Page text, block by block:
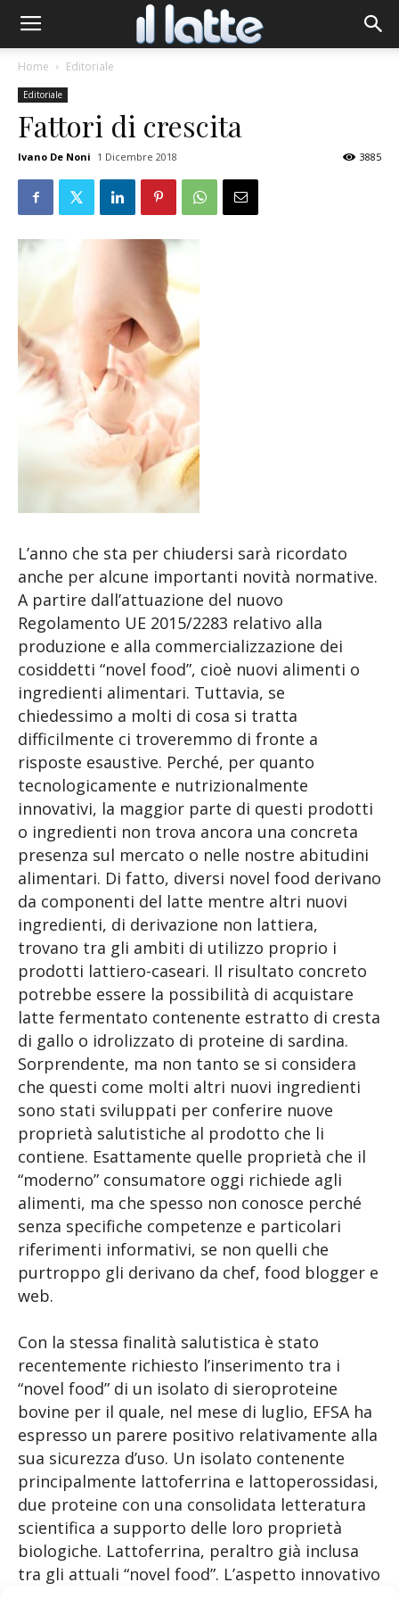
Home Editoriale
Editoriale
Fattori di crescita
Ivano De Noni 1 Dicembre 2018 3885
L’anno che sta per chiudersi sarà ricordato
anche per alcune importanti novità normative.
A partire dall’attuazione del nuovo
Regolamento UE 2015/2283 relativo alla
produzione e alla commercializzazione dei
cosiddetti “novel food”, cioè nuovi alimenti o
ingredienti alimentari. Tuttavia, se
chiedessimo a molti di cosa si tratta
difficilmente ci troveremmo di fronte a
risposte esaustive. Perché, per quanto
tecnologicamente e nutrizionalmente
innovativi, la maggior parte di questi prodotti
o ingredienti non trova ancora una concreta
presenza sul mercato o nelle nostre abitudini
alimentari. Di fatto, diversi novel food derivano
da componenti del latte mentre altri nuovi
ingredienti, di derivazione non lattiera,
trovano tra gli ambiti di utilizzo proprio i
prodotti lattiero-caseari. Il risultato concreto
potrebbe essere la possibilità di acquistare
latte fermentato contenente estratto di cresta
di gallo o idrolizzato di proteine di sardina.
Sorprendente, ma non tanto se si considera
che questi come molti altri nuovi ingredienti
sono stati sviluppati per conferire nuove
proprietà salutistiche al prodotto che li
contiene. Esattamente quelle proprietà che il
“moderno” consumatore oggi richiede agli
alimenti, ma che spesso non conosce perché
senza specifiche competenze e particolari
riferimenti informativi, se non quelli che
purtroppo gli derivano da chef, food blogger e
web.
Con la stessa finalità salutistica è stato
recentemente richiesto l’inserimento tra i
“novel food” di un isolato di sieroproteine
bovine per il quale, nel mese di luglio, EFSA ha
espresso un parere positivo relativamente alla
sua sicurezza d’uso. Un isolato contenente
principalmente lattoferrina e lattoperossidasi,
due proteine con una consolidata letteratura
scientifica a supporto delle loro proprietà
biologiche. Lattoferrina, peraltro già inclusa
tra gli attuali “novel food”. L’aspetto innovativo